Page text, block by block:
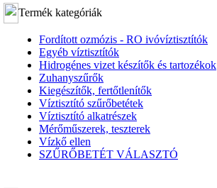
Termék kategóriák
Fordított ozmózis - RO ivóvíztisztítók
Egyéb víztisztítók
Hidrogénes vizet készítők és tartozékok
Zuhanyszűrők
Kiegészítők, fertőtlenítők
Víztisztító szűrőbetétek
Víztisztító alkatrészek
Mérőműszerek, teszterek
Vízkő ellen
SZŰRŐBETÉT VÁLASZTÓ